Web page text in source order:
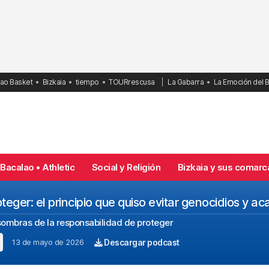
Basket Bizkaia tiempo TOURrescusa La Gabarra La Emoción del
Bacalao • Athletic Social y Religión Bizkaia y sus
el principio que quiso evitar genocidios y
de la responsabilidad de proteger
13 de mayo de 2026 Descargar podcast